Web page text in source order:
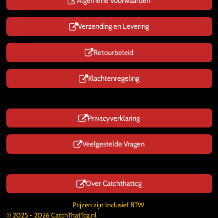
Verzending en Levering
Retourbeleid
Klachtenregeling
Privacyverklaring
Veelgestelde Vragen
Over Catchthattcg
Prijzen zijn Inclusief BTW
© 2025 - 2026 CatchThatTcg.nl